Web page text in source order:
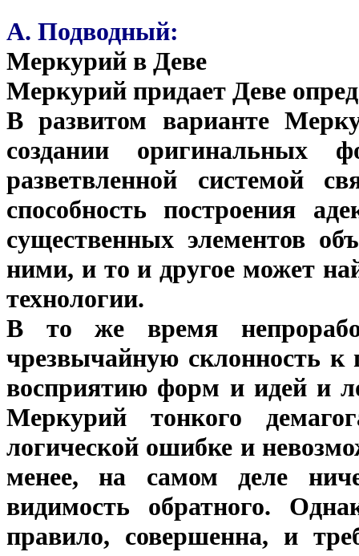
А. Подводный:
Меркурий в Деве
Меркурий придает Деве
В развитом варианте
создании оригинальных
разветвленной системой
способность построения
существенных элементов
ними, и то и другое может
технологии.
В то же время
чрезвычайную склонность к
восприятию форм и идей и
Меркурий тонкого
логической ошибке и
менее, на самом деле
видимость обратного.
правило, совершенна, и